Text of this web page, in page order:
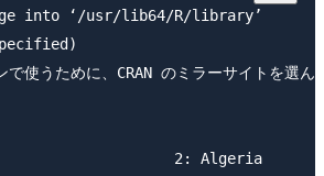
into ‘/usr/lib64/R/library’
使うために、CRAN のミラーサイトを選